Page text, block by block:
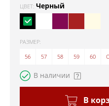
ЦВЕТ: Черный
РАЗМЕР:
56
57 58 59 60
В наличии
В